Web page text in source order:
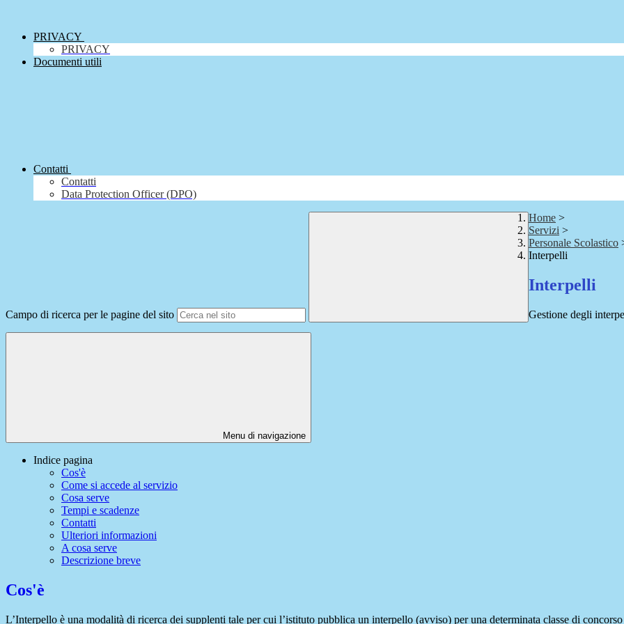
PRIVACY
PRIVACY
Documenti utili
Contatti
Contatti
Data Protection Officer (DPO)
Campo di ricerca per le pagine del sito
Home >
Servizi >
Personale Scolastico
Interpelli
Interpelli
Gestione degli
Menu di navigazione
Indice pagina
Cos'è
Come si accede al servizio
Cosa serve
Tempi e scadenze
Contatti
Ulteriori informazioni
A cosa serve
Descrizione breve
Cos'è
L’Interpello è una modalità di ricerca dei supplenti tale per cui l’istituto pubblica un interpello (avviso) per una determinata classe di